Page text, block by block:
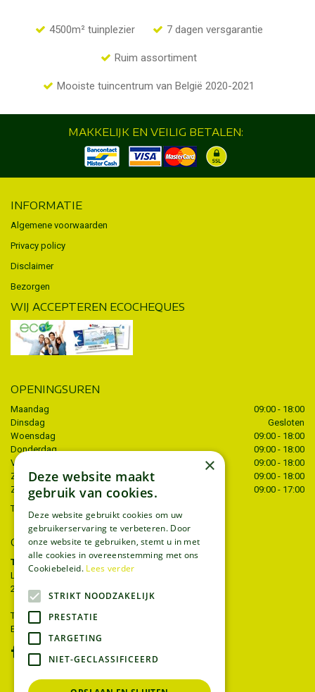
4500m² tuinplezier 7 dagen versgarantie
Ruim assortiment
Mooiste tuincentrum van België 2020-2021
MAKKELIJK EN VEILIG BETALEN:
INFORMATIE
Algemene voorwaarden
Privacy policy
Disclaimer
Bezorgen
WIJ ACCEPTEREN ECOCHEQUES
OPENINGSUREN
Maandag
09:00 - 18:00
Dinsdag
Gesloten
Woensdag
09:00 - 18:00
Donderdag
09:00 - 18:00
Vrijdag
09:00 - 18:00
Zaterdag
09:00 - 18:00
Zondag
09:00 - 17:00
Toon alle openingstijden
CONTACT
Tuincentrum Thiels
Liersesteenweg 68
2221 Heist-op-den-berg
T.
015 22 27 52
E.
×
Deze website maakt
gebruik van cookies.
Deze website gebruikt cookies om uw
gebruikerservaring te verbeteren. Door
onze website te gebruiken, stemt u in met
alle cookies in overeenstemming met ons
Cookiebeleid. Lees verder
STRIKT NOODZAKELIJK
PRESTATIE
TARGETING
NIET-GECLASSIFICEERD